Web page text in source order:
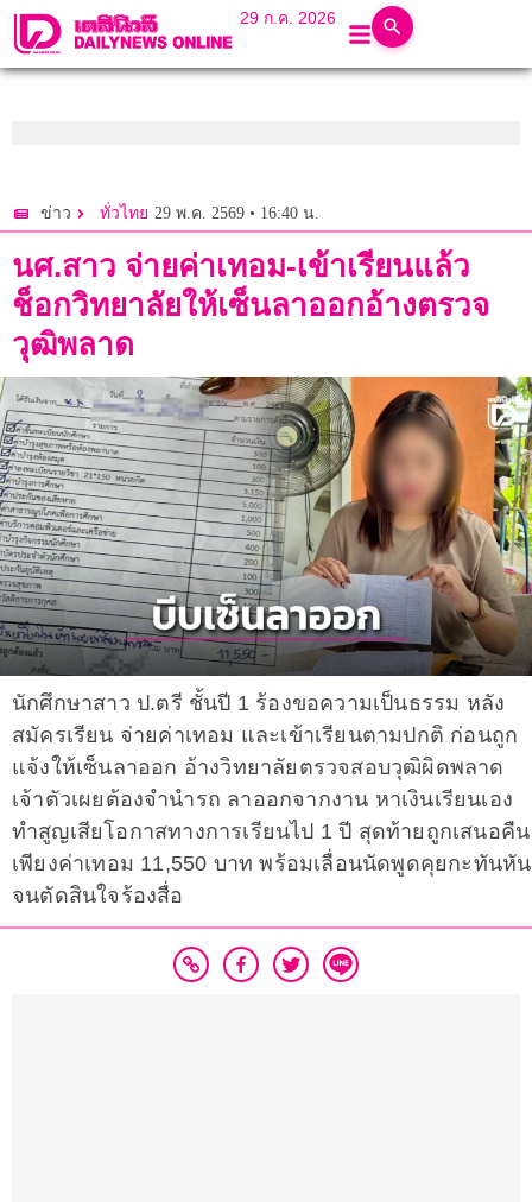
29 ก.ค. 2026
ข่าว ทั่วไทย 29 พ.ค. 2569 • 16:40 น.
นศ.สาว จ่ายค่าเทอม-เข้าเรียนแล้ว
ช็อกวิทยาลัยให้เซ็นลาออกอ้างตรวจ
วุฒิพลาด
นักศึกษาสาว ป.ตรี ชั้นปี 1 ร้องขอความเป็นธรรม หลัง
สมัครเรียน จ่ายค่าเทอม และเข้าเรียนตามปกติ ก่อนถูก
แจ้งให้เซ็นลาออก อ้างวิทยาลัยตรวจสอบวุฒิผิดพลาด
เจ้าตัวเผยต้องจำนำรถ ลาออกจากงาน หาเงินเรียนเอง
ทำสูญเสียโอกาสทางการเรียนไป 1 ปี สุดท้ายถูกเสนอคืน
เพียงค่าเทอม 11,550 บาท พร้อมเลื่อนนัดพูดคุยกะทันหัน
จนตัดสินใจร้องสื่อ